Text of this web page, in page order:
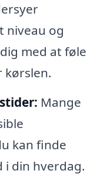
niveau og
med at føle
kørslen.
Mange
kan finde
i din hverdag.